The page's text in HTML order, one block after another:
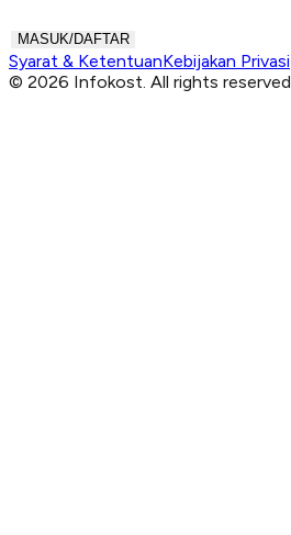
MASUK/DAFTAR
Syarat & KetentuanKebijakan Privasi
© 2026 Infokost. All rights reserved.